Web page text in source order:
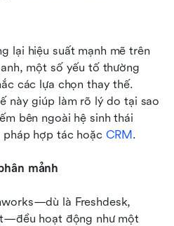
lại hiệu suất mạnh mẽ trên
một số yếu tố thường
các lựa chọn thay thế.
này giúp làm rõ lý do tại sao
bên ngoài hệ sinh thái
pháp hợp tác hoặc CRM.
mảnh
là Freshdesk,
hoạt động như một